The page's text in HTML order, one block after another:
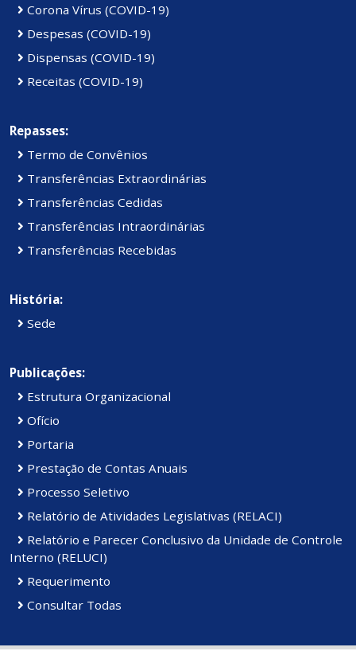
Corona Vírus (COVID-19)
Despesas (COVID-19)
Dispensas (COVID-19)
Receitas (COVID-19)
Repasses:
Termo de Convênios
Transferências Extraordinárias
Transferências Cedidas
Transferências Intraordinárias
Transferências Recebidas
História:
Sede
Publicações:
Estrutura Organizacional
Ofício
Portaria
Prestação de Contas Anuais
Processo Seletivo
Relatório de Atividades Legislativas (RELACI)
Relatório e Parecer Conclusivo da Unidade de Controle
Interno (RELUCI)
Requerimento
Consultar Todas